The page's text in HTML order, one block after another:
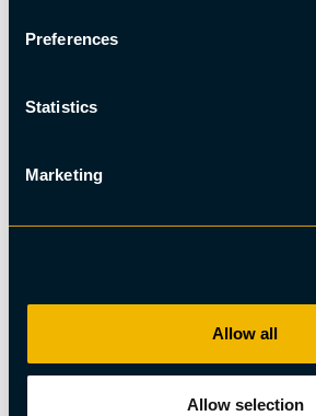
Preferences
Statistics
Marketing
Allow all
Allow selection